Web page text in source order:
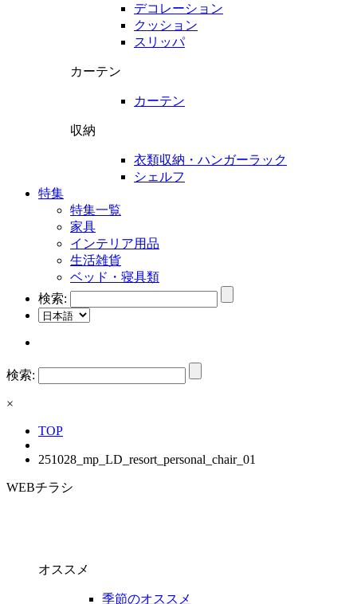
デコレーション
クッション
スリッパ
カーテン
カーテン
収納
衣類収納・ハンガーラック
シェルフ
特集
特集一覧
家具
インテリア用品
生活雑貨
ベッド・寝具類
検索:
検索:
×
TOP
251028_mp_LD_resort_personal_chair_01
WEBチラシ
オススメ
季節のオススメ